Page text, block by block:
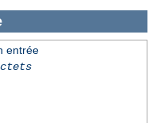
entrée